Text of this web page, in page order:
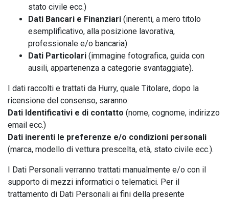
stato civile ecc.)
Dati Bancari e Finanziari (inerenti, a mero titolo
esemplificativo, alla posizione lavorativa,
professionale e/o bancaria)
Dati Particolari (immagine fotografica, guida con
ausili, appartenenza a categorie svantaggiate).
I dati raccolti e trattati da Hurry, quale Titolare, dopo la
ricensione del consenso, saranno:
Dati Identificativi e di contatto (nome, cognome, indirizzo
email ecc.)
Dati inerenti le preferenze e/o condizioni personali
(marca, modello di vettura prescelta, età, stato civile ecc.).
I Dati Personali verranno trattati manualmente e/o con il
supporto di mezzi informatici o telematici. Per il
trattamento di Dati Personali ai fini della presente